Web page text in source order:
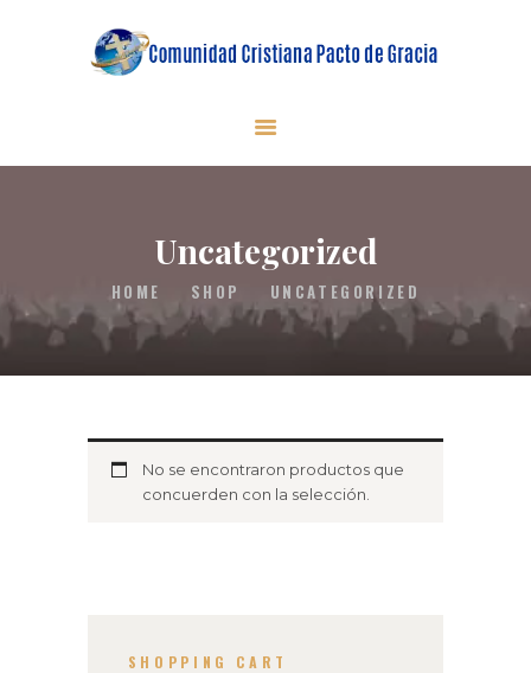
Uncategorized
HOME SHOP UNCATEGORIZED
INICIO
MINISTERIOS
EN VIVO
DONACIONES
CONTACTO
No se encontraron productos que
concuerden con la selección.
SHOPPING CART